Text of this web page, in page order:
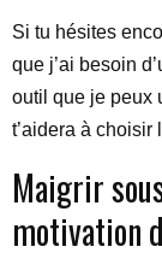
Si tu hésites
que j’ai besoin
outil que je peux
t’aidera à choisir
Maigrir
motivation